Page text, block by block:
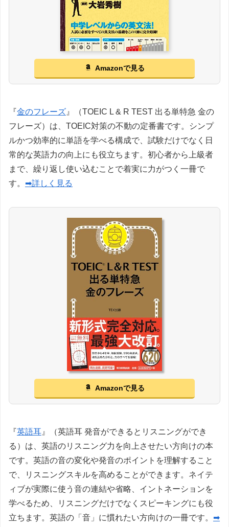
Amazonで見る
『金のフレーズ 』（TOEIC L & R TEST 出る単特急 金の
フレーズ）は、TOEIC対策の不動の定番書です。シンプ
ルかつ効率的に単語を学べる構成で、試験だけでなく日
常的な英語力の向上にも役立ちます。初心者から上級者
まで、繰り返し使い込むことで着実に力がつく一冊で
す。 ➡詳しく見る
Amazonで見る
『英語耳 』（英語耳 発音ができるとリスニングができ
る）は、英語のリスニング力を向上させたい方向けの本
です。英語の音の変化や発音のポイントを理解すること
で、リスニングスキルを高めることができます。ネイテ
ィブが実際に使う音の連結や省略、イントネーションを
学べるため、リスニングだけでなくスピーキングにも役
立ちます。英語の「音」に慣れたい方向けの一冊です。 ➡